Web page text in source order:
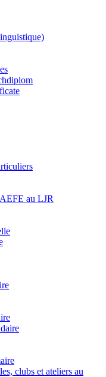
au LJR
clubs et ateliers au